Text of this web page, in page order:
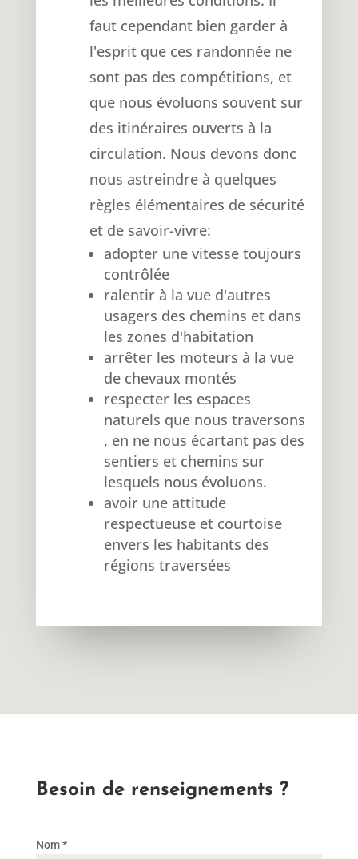
faut cependant bien garder à
l'esprit que ces randonnée ne
sont pas des compétitions, et
que nous évoluons souvent sur
des itinéraires ouverts à la
circulation. Nous devons donc
nous astreindre à quelques
règles élémentaires de sécurité
et de savoir-vivre:
adopter une vitesse toujours
contrôlée
ralentir à la vue d'autres
usagers des chemins et dans
les zones d'habitation
arrêter les moteurs à la vue
de chevaux montés
respecter les espaces
naturels que nous traversons
, en ne nous écartant pas des
sentiers et chemins sur
lesquels nous évoluons.
avoir une attitude
respectueuse et courtoise
envers les habitants des
régions traversées
Besoin de renseignements ?
Nom *